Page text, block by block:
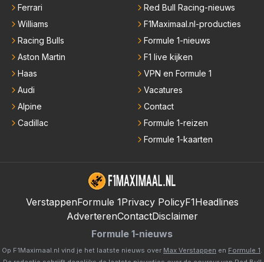
Ferrari
Williams
Racing Bulls
Aston Martin
Haas
Audi
Alpine
Cadillac
Red Bull Racing-nieuws
F1Maximaal.nl-producties
Formule 1-nieuws
F1 live kijken
VPN en Formule 1
Vacatures
Contact
Formule 1-reizen
Formule 1-kaarten
VerstappenFormule 1Privacy PolicyF1Headlines
AdverterenContactDisclaimer
Formule 1-nieuws
Op F1Maximaal.nl vind je het laatste nieuws over Max Verstappen en Formule 1